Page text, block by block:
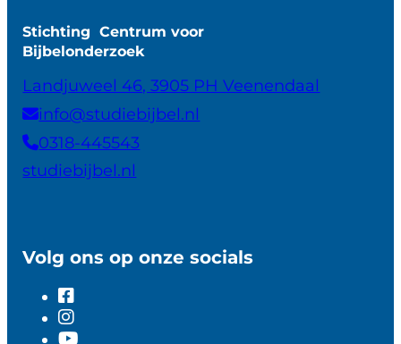
Stichting Centrum voor
Bijbelonderzoek
Landjuweel 46, 3905 PH Veenendaal
info@studiebijbel.nl
0318-445543
studiebijbel.nl
Volg ons op onze socials